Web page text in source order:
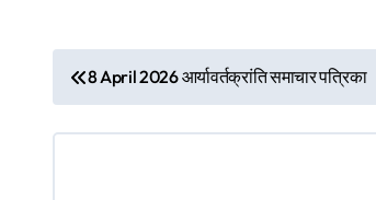
P
o
8 April 2026 आर्यावर्तक्रांति समाचार पत्रिका